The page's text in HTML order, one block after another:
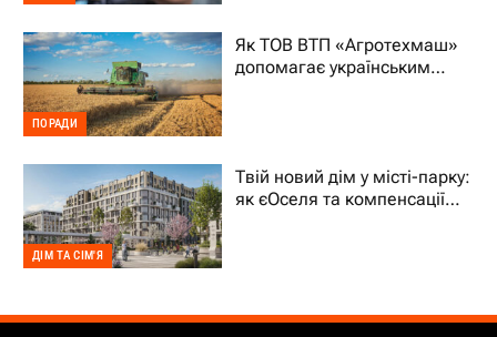
ПОРАДИ
Як ТОВ ВТП «Агротехмаш»
допомагає українським
ДІМ ТА СІМ'Я
Твій новий дім у місті-парку:
як єОселя та компенсації